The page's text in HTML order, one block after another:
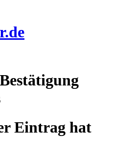
Eintrag hat